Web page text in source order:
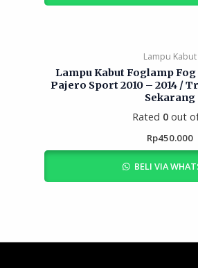
Lampu Kabut
Lampu Kabut Foglamp
Pajero Sport 2010 – 2014 /
Sekarang
Rated 0 out
Rp450.000
BELI VIA